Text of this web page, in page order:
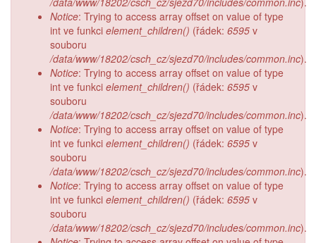
Notice: Trying to access array offset on value of type
int ve funkci element_children() (řádek: 6595 v
souboru
/data/www/18202/csch_cz/sjezd70/includes/common.inc).
Notice: Trying to access array offset on value of type
int ve funkci element_children() (řádek: 6595 v
souboru
/data/www/18202/csch_cz/sjezd70/includes/common.inc).
Notice: Trying to access array offset on value of type
int ve funkci element_children() (řádek: 6595 v
souboru
/data/www/18202/csch_cz/sjezd70/includes/common.inc).
Notice: Trying to access array offset on value of type
int ve funkci element_children() (řádek: 6595 v
souboru
/data/www/18202/csch_cz/sjezd70/includes/common.inc).